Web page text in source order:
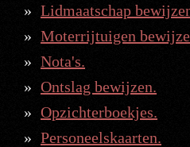
Lidmaatschap
Moterrijtuigen
Nota's.
Ontslag bewijzen.
Opzichterboekjes.
Personeelskaarten.